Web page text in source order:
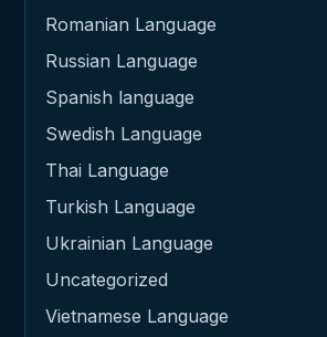
Romanian Language
Russian Language
Spanish language
Swedish Language
Thai Language
Turkish Language
Ukrainian Language
Uncategorized
Vietnamese Language